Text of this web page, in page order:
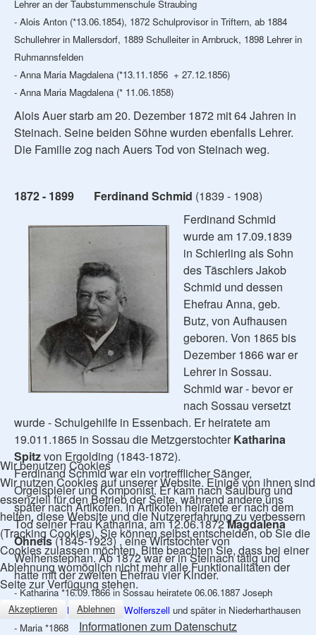
Lehrer an der Taubstummenschule Straubing
- Alois Anton (*13.06.1854), 1872 Schulprovisor in Triftern, ab 1884
Schullehrer in Mallersdorf, 1889 Schulleiter in Arnbruck, 1898 Lehrer in
Ruhmannsfelden
- Anna Maria Magdalena (*13.11.1856 + 27.12.1856)
- Anna Maria Magdalena (* 11.06.1858)
Alois Auer starb am 20. Dezember 1872 mit 64 Jahren in
Steinach. Seine beiden Söhne wurden ebenfalls Lehrer.
Die Familie zog nach Auers Tod von Steinach weg.
1872 - 1899 Ferdinand Schmid (1839 - 1908)
Ferdinand Schmid
wurde am 17.09.1839
in Schierling als Sohn
des Täschlers Jakob
Schmid und dessen
Ehefrau Anna, geb.
Butz, von Aufhausen
geboren. Von 1865 bis
Dezember 1866 war er
Lehrer in Sossau.
Schmid war - bevor er
nach Sossau versetzt
wurde - Schulgehilfe in Essenbach. Er heiratete am
19.011.1865 in Sossau die MetzgerstochterKatharina
Spitzvon Ergolding (1843-1872).
Ferdinand Schmid war ein vortrefflicher Sänger,
Orgelspieler und Komponist. Er kam nach Saulburg und
später nach Artlkofen. In Artlkofen heiratete er nach dem
Tod seiner Frau Katharina, am 12.06.1872Magdalena
Ohneis(1845-1923) , eine Wirtstochter von
Weihenstephan. Ab 1872 war er in Steinach tätig und
hatte mit der zweiten Ehefrau vier Kinder.
- Katharina *16.09.1866 in Sossau heiratete 06.06.1887 Joseph
Herrnberger, Hufschmid in Wolferszell und später in Niederharthausen
- Maria *1868
Wir benutzen Cookies
Wir nutzen Cookies auf unserer Website. Einige von ihnen sind
essenziell für den Betrieb der Seite, während andere uns
helfen, diese Website und die Nutzererfahrung zu verbessern
(Tracking Cookies). Sie können selbst entscheiden, ob Sie die
Cookies zulassen möchten. Bitte beachten Sie, dass bei einer
Ablehnung womöglich nicht mehr alle Funktionalitäten der
Seite zur Verfügung stehen.
Akzeptieren Ablehnen
Informationen zum Datenschutz